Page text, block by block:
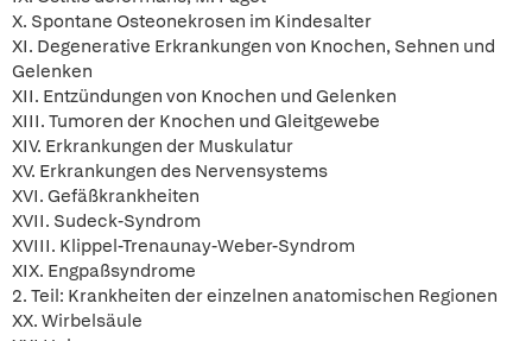
X. Spontane Osteonekrosen im Kindesalter
XI. Degenerative Erkrankungen von Knochen, Sehnen und
Gelenken
XII. Entzündungen von Knochen und Gelenken
XIII. Tumoren der Knochen und Gleitgewebe
XIV. Erkrankungen der Muskulatur
XV. Erkrankungen des Nervensystems
XVI. Gefäßkrankheiten
XVII. Sudeck-Syndrom
XVIII. Klippel-Trenaunay-Weber-Syndrom
XIX. Engpaßsyndrome
2. Teil: Krankheiten der einzelnen anatomischen Regionen
XX. Wirbelsäule